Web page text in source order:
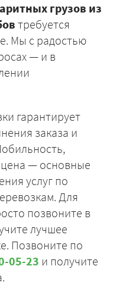
грузов из
требуется
Мы с радостью
— и в
гарантирует
заказа и
цена — основные
услуг по
Для
позвоните в
лучшее
Позвоните по
05-23 и получите